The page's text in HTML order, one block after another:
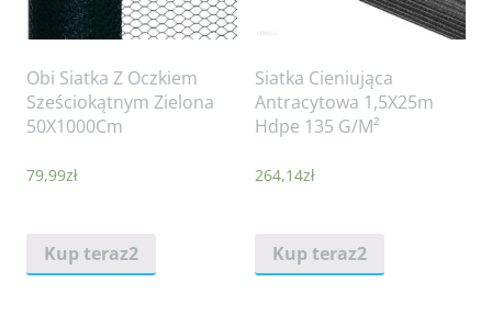
Obi Siatka Z Oczkiem
Sześciokątnym Zielona
50X1000Cm
79,99zł
Kup teraz2
Siatka Cieniująca
Antracytowa 1,5X25m
Hdpe 135 G/M²
264,14zł
Kup teraz2